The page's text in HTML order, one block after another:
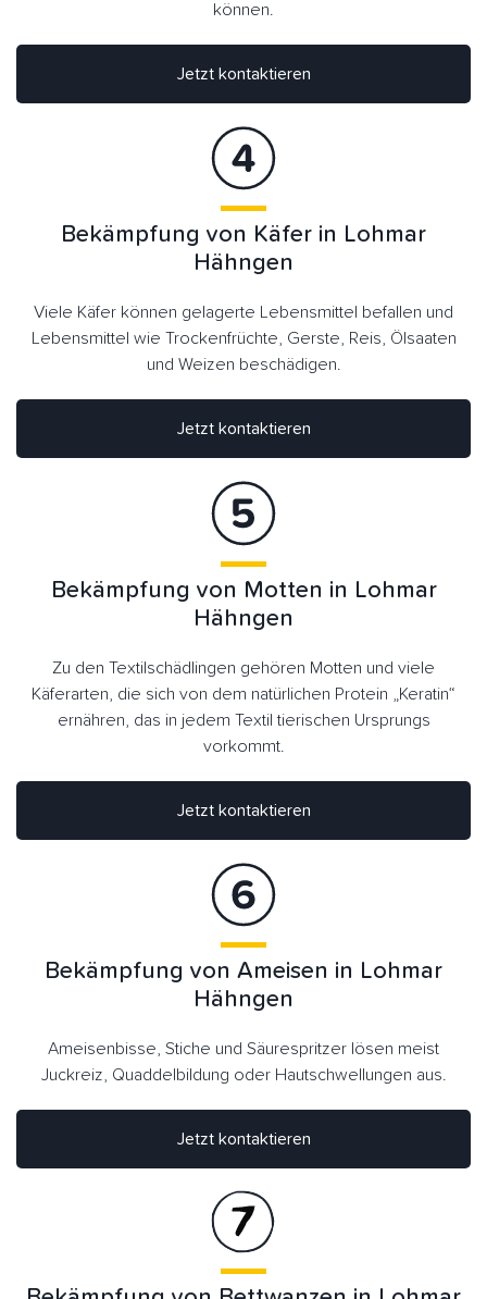
können.
Jetzt kontaktieren
Jetzt kontaktieren
Bekämpfung von Käfer in Lohmar
Hähngen
Viele Käfer können gelagerte Lebensmittel befallen und
Lebensmittel wie Trockenfrüchte, Gerste, Reis, Ölsaaten
und Weizen beschädigen.
Bekämpfung von Motten in Lohmar
Hähngen
Zu den Textilschädlingen gehören Motten und viele
Käferarten, die sich von dem natürlichen Protein „Keratin“
ernähren, das in jedem Textil tierischen Ursprungs
vorkommt.
Jetzt kontaktieren
Jetzt kontaktieren
Bekämpfung von Ameisen in Lohmar
Hähngen
Ameisenbisse, Stiche und Säurespritzer lösen meist
Juckreiz, Quaddelbildung oder Hautschwellungen aus.